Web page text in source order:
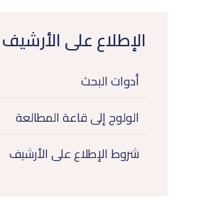
الإطلاع على الأرشيف
أدوات البحث
الولوج إلى قاعة المطالعة
شروط الإطلاع على الأرشيف